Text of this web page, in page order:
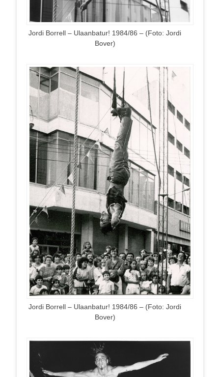
Jordi Borrell – Ulaanbatur! 1984/86 – (Foto: Jordi
Bover)
Jordi Borrell – Ulaanbatur! 1984/86 – (Foto: Jordi
Bover)